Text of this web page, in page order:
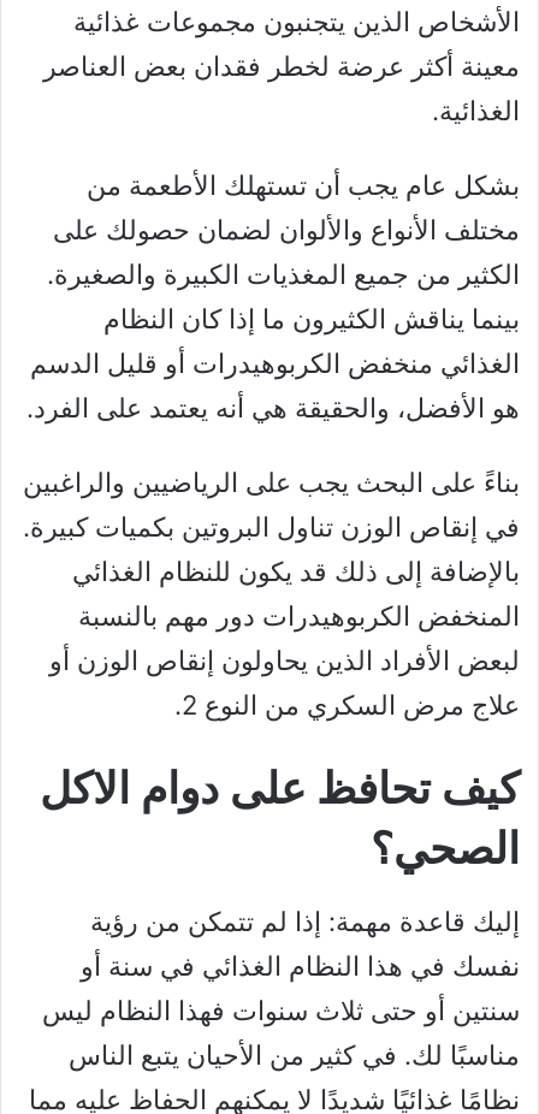
الأشخاص الذين يتجنبون مجموعات غذائية
معينة أكثر عرضة لخطر فقدان بعض العناصر
الغذائية.
بشكل عام يجب أن تستهلك الأطعمة من
مختلف الأنواع والألوان لضمان حصولك على
الكثير من جميع المغذيات الكبيرة والصغيرة.
بينما يناقش الكثيرون ما إذا كان النظام
الغذائي منخفض الكربوهيدرات أو قليل الدسم
هو الأفضل، والحقيقة هي أنه يعتمد على الفرد.
بناءً على البحث يجب على الرياضيين والراغبين
في إنقاص الوزن تناول البروتين بكميات كبيرة.
بالإضافة إلى ذلك قد يكون للنظام الغذائي
المنخفض الكربوهيدرات دور مهم بالنسبة
لبعض الأفراد الذين يحاولون إنقاص الوزن أو
علاج مرض السكري من النوع 2.
كيف تحافظ على دوام الاكل
الصحي؟
إليك قاعدة مهمة: إذا لم تتمكن من رؤية
نفسك في هذا النظام الغذائي في سنة أو
سنتين أو حتى ثلاث سنوات فهذا النظام ليس
مناسبًا لك. في كثير من الأحيان يتبع الناس
نظامًا غذائيًا شديدًا لا يمكنهم الحفاظ عليه مما